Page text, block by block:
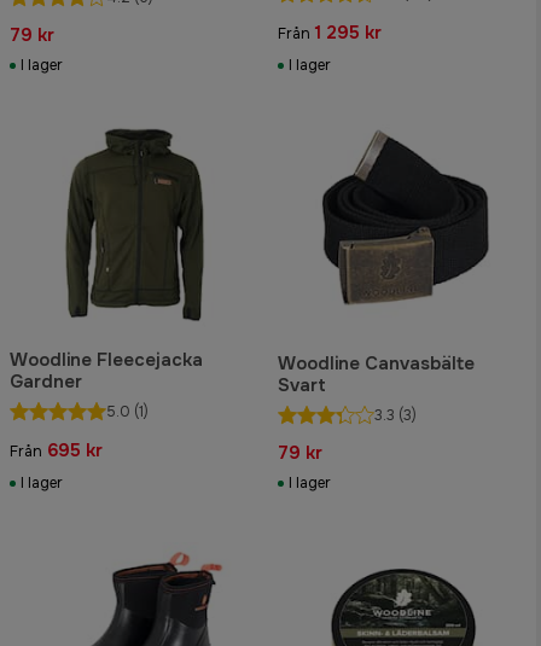
79 kr
I lager
Från 1 295 kr
I lager
Woodline Fleecejacka
Gardner
5.0 (1)
Från 695 kr
I lager
Woodline Canvasbälte
Svart
3.3 (3)
79 kr
I lager